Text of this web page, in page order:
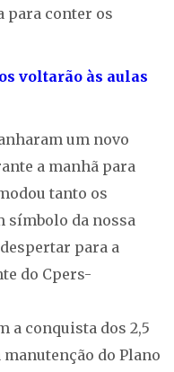
para conter os
voltarão às aulas
um novo
a manhã para
tanto os
símbolo da nossa
para a
do Cpers-
a conquista dos 2,5
do Plano